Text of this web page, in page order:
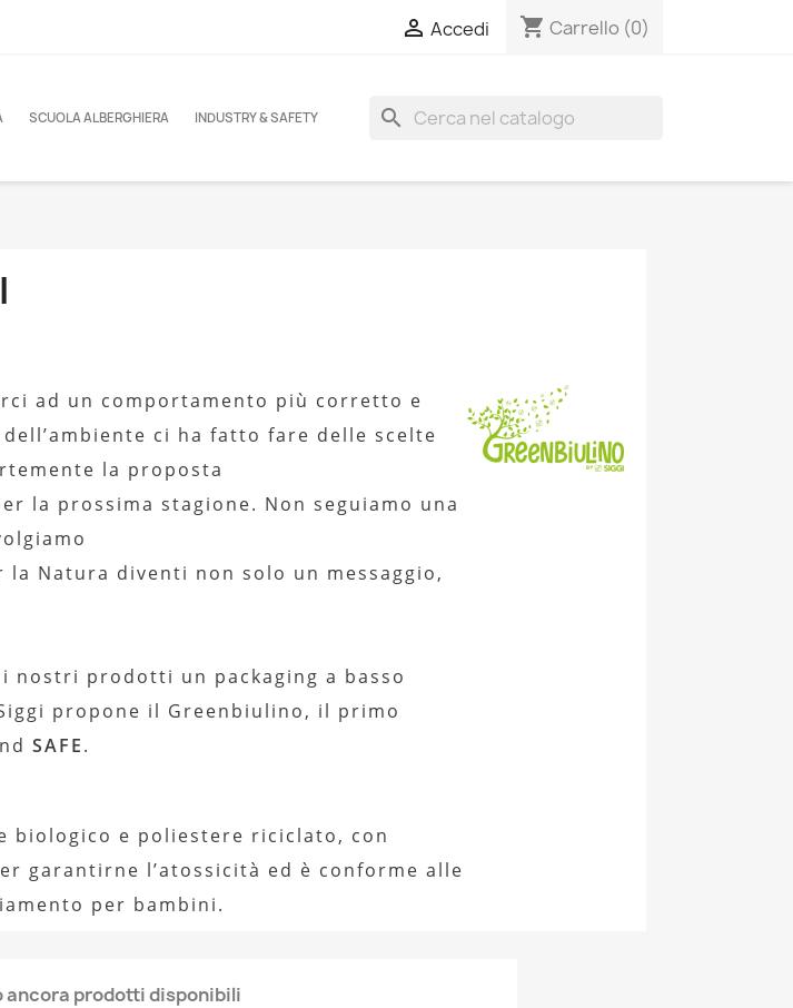
 Accedi shopping_cart Carrello (0)
SCUOLA ALBERGHIERA INDUSTRY & SAFETY search
ad un comportamento più corretto e
ci ha fatto fare delle scelte
la proposta
la prossima stagione. Non seguiamo una
Natura diventi non solo un messaggio,
nostri prodotti un packaging a basso
propone il Greenbiulino, il primo
SAFE.
biologico e poliestere riciclato, con
garantirne l’atossicità ed è conforme alle
per bambini.
ancora prodotti disponibili